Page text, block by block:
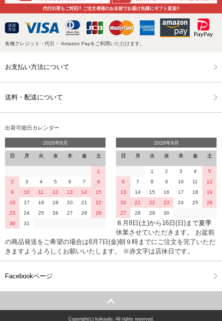
代行出荷もご対応!! ご注文者様のお名前でお届け先様にギフト直送!!
決済
方法
各種クレジット・代引・ Amazon Payをご利用いただけます。
お支払い方法について
送料・配送について
出荷可能日カレンダー
2026年8月
日 月 火 水 木 金 土
1
2
3 4 5 6 7
8
9
10 11 12 13 14
15
16
17 18 19 20 21
22
23
24 25 26 27 28
29
30
31
2026年9月
日 月 火 水 木 金 土
1 2 3 4
5
6
7 8 9 10 11
12
13
14 15 16 17 18
19
20
21 22 23 24 25
26
27
28 29 30
８月8日(土)から16日(日)まで夏季
休業させていただきます。 お盆前
の商品発送をご希望の場合は8月7日(金)朝９時までにご注文を完了いただ
きますようよろしくお願いいたします。 ※赤文字は店休日です。
Facebookページ
Copyright(c) kokoudo. All rights reserved.